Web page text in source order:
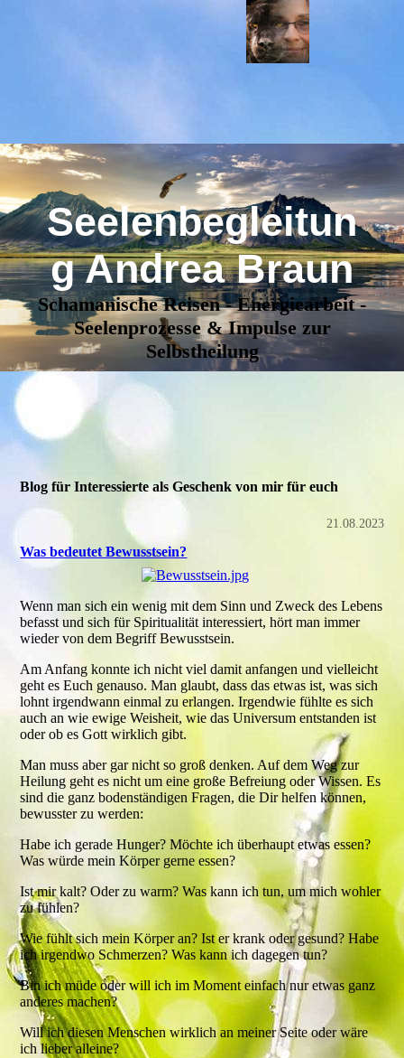
Seelenbegleitun
g Andrea Braun
Schamanische Reisen - Energiearbeit -
Seelenprozesse & Impulse zur
Selbstheilung
Blog für Interessierte als Geschenk von mir für euch
21.08.2023
Was bedeutet Bewusstsein?
Wenn man sich ein wenig mit dem Sinn und Zweck des Lebens
befasst und sich für Spiritualität interessiert, hört man immer
wieder von dem Begriff Bewusstsein.
Am Anfang konnte ich nicht viel damit anfangen und vielleicht
geht es Euch genauso. Man glaubt, dass das etwas ist, was sich
lohnt irgendwann einmal zu erlangen. Irgendwie fühlte es sich
auch an wie ewige Weisheit, wie das Universum entstanden ist
oder ob es Gott wirklich gibt.
Man muss aber gar nicht so groß denken. Auf dem Weg zur
Heilung geht es nicht um eine große Befreiung oder Wissen. Es
sind die ganz bodenständigen Fragen, die Dir helfen können,
bewusster zu werden:
Habe ich gerade Hunger? Möchte ich überhaupt etwas essen?
Was würde mein Körper gerne essen?
Ist mir kalt? Oder zu warm? Was kann ich tun, um mich wohler
zu fühlen?
Wie fühlt sich mein Körper an? Ist er krank oder gesund? Habe
ich irgendwo Schmerzen? Was kann ich dagegen tun?
Bin ich müde oder will ich im Moment einfach nur etwas ganz
anderes machen?
Will ich diesen Menschen wirklich an meiner Seite oder wäre
ich lieber alleine?